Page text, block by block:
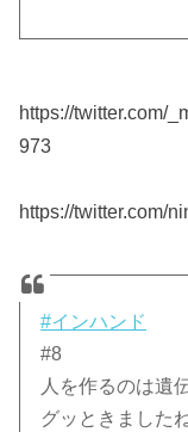
https://twitter.com/
973
https://twitter.com/
#インハンド
#8
人を作るのは遺
グッときました